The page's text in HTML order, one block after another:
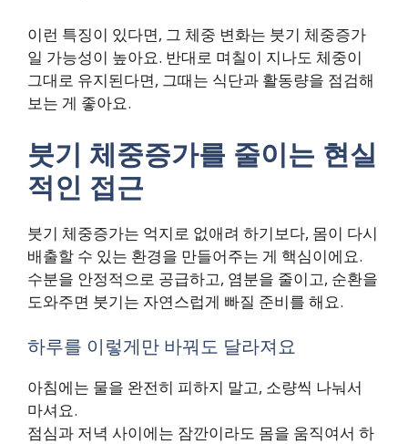
이런 특징이 있다면, 그 체중 변화는 붓기 체중증가
일 가능성이 높아요. 반대로 며칠이 지나도 체중이
그대로 유지된다면, 그때는 식단과 활동량을 점검해
보는 게 좋아요.
붓기 체중증가를 줄이는 현실
적인 접근
붓기 체중증가는 억지로 없애려 하기보다, 몸이 다시
배출할 수 있는 환경을 만들어주는 게 핵심이에요.
수분을 안정적으로 공급하고, 염분을 줄이고, 순환을
도와주면 붓기는 자연스럽게 빠질 준비를 해요.
하루를 이렇게만 바꿔도 달라져요
아침에는 물을 완전히 피하지 말고, 소량씩 나눠서
마셔요.
점심과 저녁 사이에는 잠깐이라도 몸을 움직여서 하